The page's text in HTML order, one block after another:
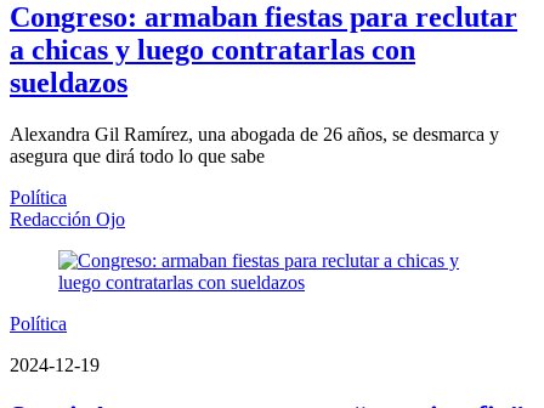
Congreso: armaban fiestas para reclutar
a chicas y luego contratarlas con
sueldazos
Alexandra Gil Ramírez, una abogada de 26 años, se desmarca y
asegura que dirá todo lo que sabe
Política
Redacción Ojo
Política
2024-12-19